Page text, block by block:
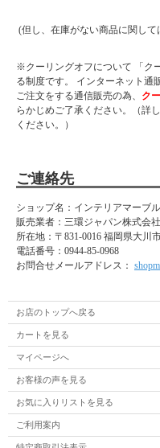
(但し、在庫がない商品に関し
※クーリングオフについて 「ク
る制度です。 インターネット通
ご注文をする通信販売の為、 ク
らかじめご了承ください。（詳
ください。）
ご連絡先
ショップ名：インテリアマーブル
販売業者：三環ジャパン株式会社
所在地： 〒831-0016 福岡県大川
電話番号： 0944-85-0968
お問合せメールアドレス：
お店のトップへ戻る
カートを見る
マイページへ
お客様の声を見る
お気に入りリストを見る
ご利用案内